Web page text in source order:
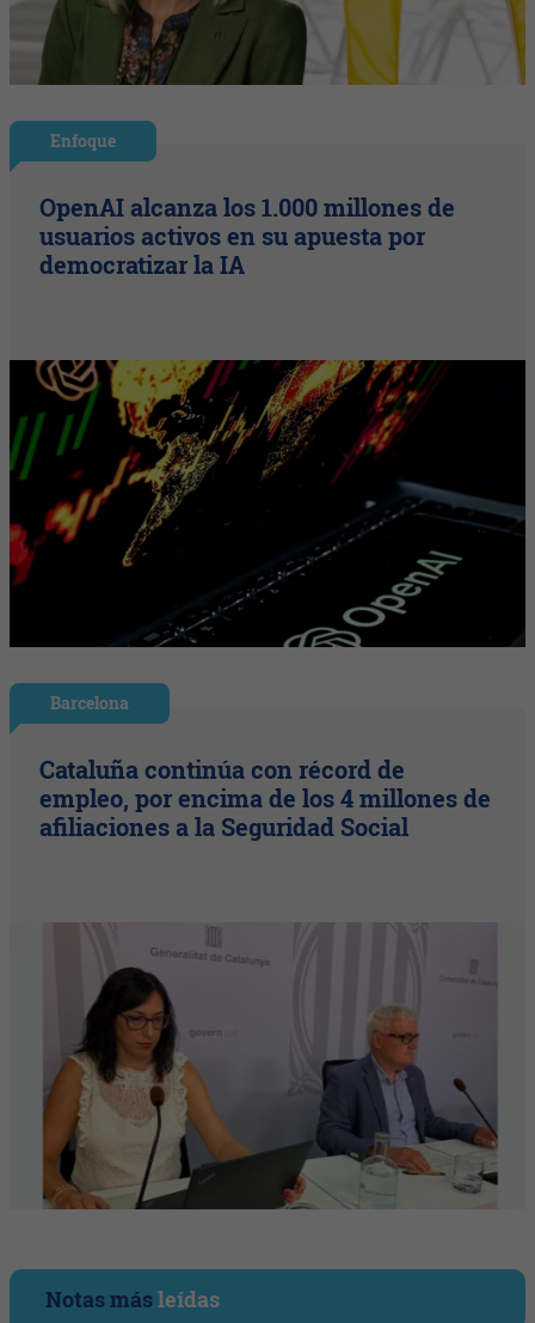
Enfoque
OpenAI alcanza los 1.000 millones de
usuarios activos en su apuesta por
democratizar la IA
Barcelona
Cataluña continúa con récord de
empleo, por encima de los 4 millones de
afiliaciones a la Seguridad Social
Notas másleídas